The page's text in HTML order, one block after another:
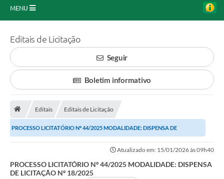
MENU
O Município
A Prefeitura
Portal da Transparência
Secretarias
Mais
Editais de Licitação
Seguir
Boletim informativo
Editais Editais de Licitação
PROCESSO LICITATÓRIO Nº 44/2025 MODALIDADE: DISPENSA DE
Atualizado em: 15/01/2026 às 09h40
PROCESSO LICITATÓRIO Nº 44/2025 MODALIDADE: DISPENSA
DE LICITAÇÃO Nº 18/2025